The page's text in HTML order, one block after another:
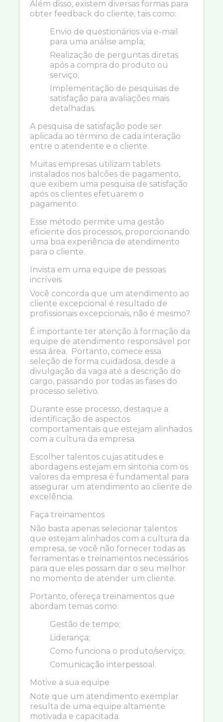
Além disso, existem diversas formas para
obter feedback do cliente, tais como:
Envio de questionários via e-mail
para uma análise ampla;
Realização de perguntas diretas
após a compra do produto ou
serviço;
Implementação de pesquisas de
satisfação para avaliações mais
detalhadas.
A pesquisa de satisfação pode ser
aplicada ao término de cada interação
entre o atendente e o cliente.
Muitas empresas utilizam tablets
instalados nos balcões de pagamento,
que exibem uma pesquisa de satisfação
após os clientes efetuarem o
pagamento.
Esse método permite uma gestão
eficiente dos processos, proporcionando
uma boa experiência de atendimento
para o cliente.
Invista em uma equipe de pessoas
incríveis
Você concorda que um atendimento ao
cliente excepcional é resultado de
profissionais excepcionais, não é mesmo?
É importante ter atenção à formação da
equipe de atendimento responsável por
essa área. Portanto, comece essa
seleção de forma cuidadosa, desde a
divulgação da vaga até a descrição do
cargo, passando por todas as fases do
processo seletivo.
Durante esse processo, destaque a
identificação de aspectos
comportamentais que estejam alinhados
com a cultura da empresa.
Escolher talentos cujas atitudes e
abordagens estejam em sintonia com os
valores da empresa é fundamental para
assegurar um atendimento ao cliente de
excelência.
Faça treinamentos
Não basta apenas selecionar talentos
que estejam alinhados com a cultura da
empresa, se você não fornecer todas as
ferramentas e treinamentos necessários
para que eles possam dar o seu melhor
no momento de atender um cliente.
Portanto, ofereça treinamentos que
abordam temas como:
Gestão de tempo;
Liderança;
Como funciona o produto/serviço;
Comunicação interpessoal.
Motive a sua equipe
Note que um atendimento exemplar
resulta de uma equipe altamente
motivada e capacitada.